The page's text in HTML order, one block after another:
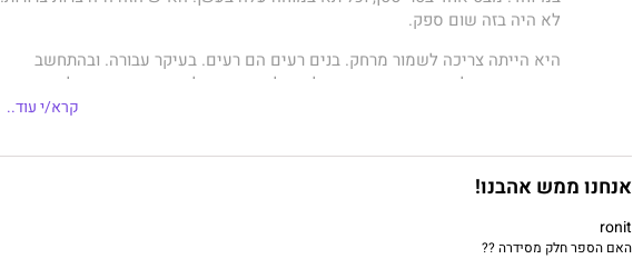
לא היה בזה שום ספק.
היא הייתה צריכה לשמור מרחק. בנים רעים הם רעים. בעיקר עבורה. ובהתחשב
בהיסטוריה שלה, יהיה טירוף מצדה להתעלם מזה. אז למה הטירוף הזה כל-כך מוצא
את הנפילה לכואבת הרבה יותר.
קרא/י עוד..
אנחנו ממש אהבנו!
ronit
האם הספר חלק מסידרה ??